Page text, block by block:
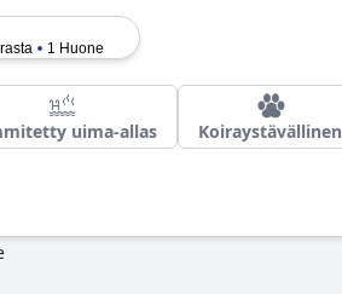
1 Huone
uima-allas Koiraystävällinen